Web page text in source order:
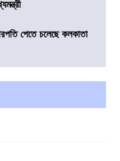
পেতে চলেছে কলকাতা